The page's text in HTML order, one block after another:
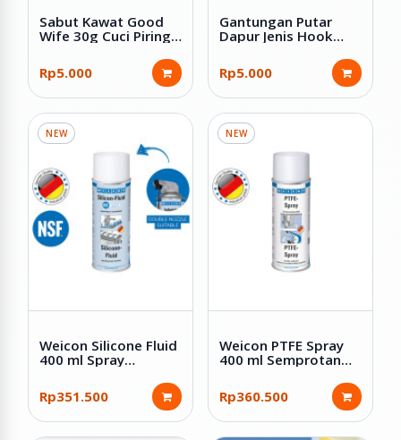
Sabut Kawat Good
Wife 30g Cuci Piring
Stainless Anti Karat
Rp5.000
Gantungan Putar
Dapur Jenis Hook
Rp5.000
NEW
Weicon Silicone Fluid
400 ml Spray
Silikon Food Grade
NSF H1
Rp351.500
NEW
Weicon PTFE Spray
400 ml Semprotan
Lengket Tahan Panas
Anti Gesek
Rp360.500